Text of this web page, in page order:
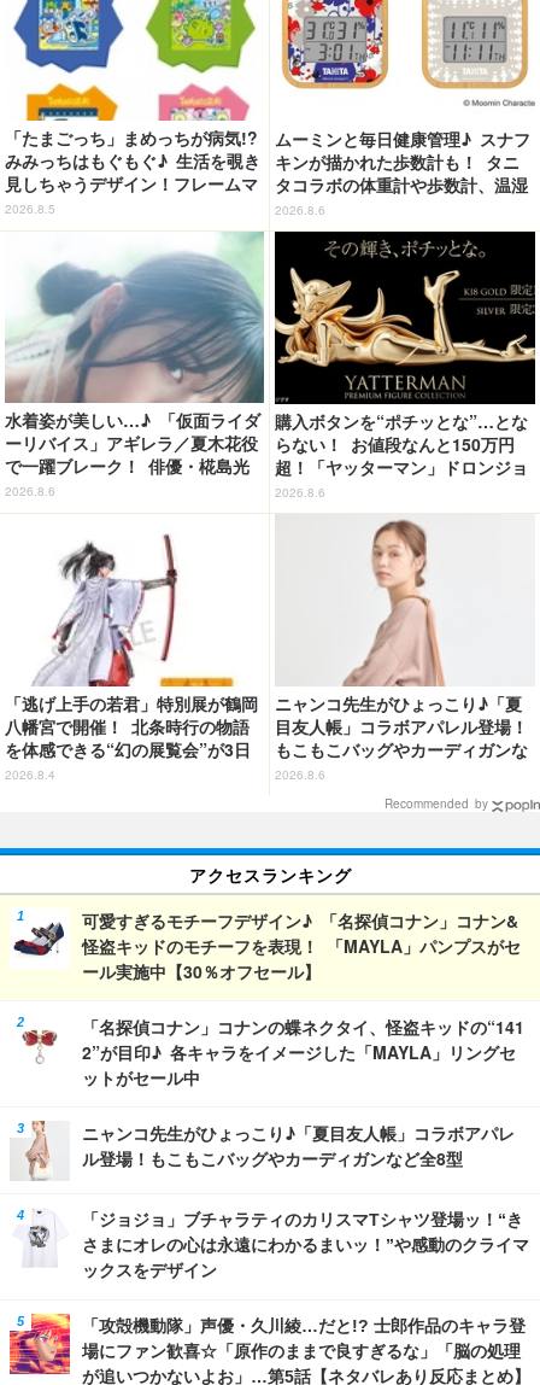
「たまごっち」まめっちが病気!?
みみっちはもぐもぐ♪ 生活を覗き
見しちゃうデザイン！フレームマ
グネット「ぴたっとフレーム」登
場☆
2026.8.5
ムーミンと毎日健康管理♪ スナフ
キンが描かれた歩数計も！ タニ
タコラボの体重計や歩数計、温湿
度計など全4アイテム登場
2026.8.6
水着姿が美しい…♪ 「仮面ライダ
ーリバイス」アギレラ／夏木花役
で一躍ブレーク！ 俳優・椛島光
の2nd写真集が予約開始
2026.8.6
購入ボタンを“ポチッとな”…とな
らない！ お値段なんと150万円
超！「ヤッターマン」ドロンジョ
様が黄金の輝きをまといミニフィ
ギュア化 ヤッターワン&おだてブ
2026.8.6
「逃げ上手の若君」特別展が鶴岡
八幡宮で開催！ 北条時行の物語
を体感できる“幻の展覧会”が3日
間限定で登場【8/28～30】
2026.8.4
ニャンコ先生がひょっこり♪「夏
目友人帳」コラボアパレル登場！
もこもこバッグやカーディガンな
ど全8型
2026.8.6
Recommended by
アクセスランキング
可愛すぎるモチーフデザイン♪ 「名探偵コナン」コナン&
怪盗キッドのモチーフを表現！ 「MAYLA」パンプスがセ
ール実施中【30％オフセール】
「名探偵コナン」コナンの蝶ネクタイ、怪盗キッドの“141
2”が目印♪ 各キャラをイメージした「MAYLA」リングセ
ットがセール中
ニャンコ先生がひょっこり♪「夏目友人帳」コラボアパレ
ル登場！もこもこバッグやカーディガンなど全8型
「ジョジョ」ブチャラティのカリスマTシャツ登場ッ！“き
さまにオレの心は永遠にわかるまいッ！”や感動のクライマ
ックスをデザイン
「攻殻機動隊」声優・久川綾…だと!? 士郎作品のキャラ登
場にファン歓喜☆「原作のままで良すぎるな」「脳の処理
が追いつかないよお」…第5話【ネタバレあり反応まとめ】